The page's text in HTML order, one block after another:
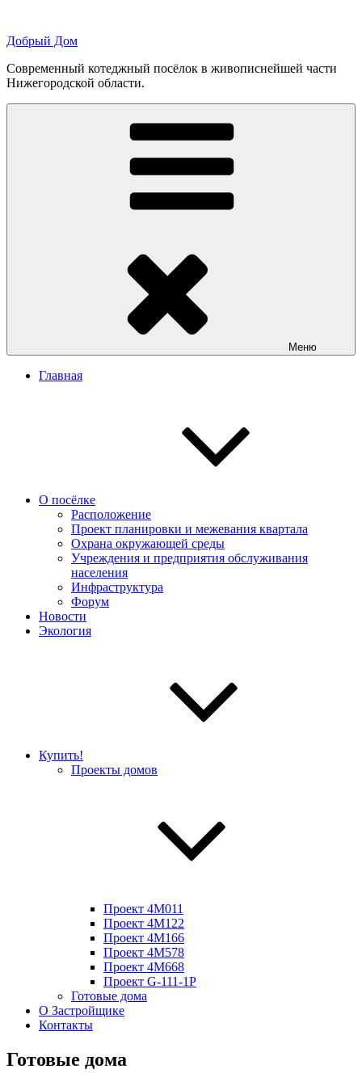
содержимому
Добрый Дом
Современный котеджный посёлок в живописнейшей части
Нижегородской области.
Меню
Главная
О посёлке
Расположение
Проект планировки и межевания квартала
Охрана окружающей среды
Учреждения и предприятия обслуживания
населения
Инфраструктура
Форум
Новости
Экология
Купить!
Проекты домов
Проект 4M011
Проект 4M122
Проект 4M166
Проект 4M578
Проект 4M668
Проект G-111-1P
Готовые дома
О Застройщике
Контакты
Готовые дома